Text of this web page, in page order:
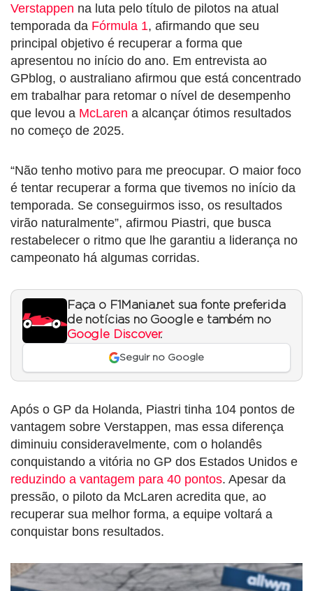
Verstappen na luta pelo título de pilotos na atual
temporada da Fórmula 1, afirmando que seu
principal objetivo é recuperar a forma que
apresentou no início do ano. Em entrevista ao
GPblog, o australiano afirmou que está concentrado
em trabalhar para retomar o nível de desempenho
que levou a McLaren a alcançar ótimos resultados
no começo de 2025.
“Não tenho motivo para me preocupar. O maior foco
é tentar recuperar a forma que tivemos no início da
temporada. Se conseguirmos isso, os resultados
virão naturalmente”, afirmou Piastri, que busca
restabelecer o ritmo que lhe garantiu a liderança no
campeonato há algumas corridas.
Faça o F1Mania.net sua fonte preferida
de notícias no Google e também no
Google Discover.
Seguir no Google
Após o GP da Holanda, Piastri tinha 104 pontos de
vantagem sobre Verstappen, mas essa diferença
diminuiu consideravelmente, com o holandês
conquistando a vitória no GP dos Estados Unidos e
reduzindo a vantagem para 40 pontos. Apesar da
pressão, o piloto da McLaren acredita que, ao
recuperar sua melhor forma, a equipe voltará a
conquistar bons resultados.